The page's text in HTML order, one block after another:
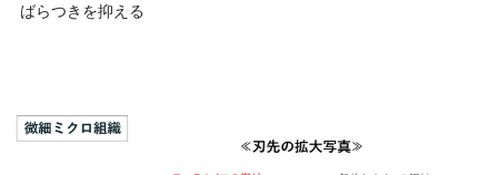
ばらつきを抑える